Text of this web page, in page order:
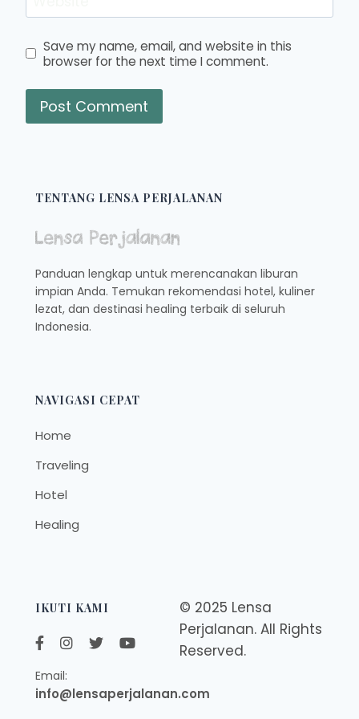
Save my name, email, and website in this
browser for the next time I comment.
TENTANG LENSA PERJALANAN
Panduan lengkap untuk merencanakan liburan
impian Anda. Temukan rekomendasi hotel, kuliner
lezat, dan destinasi healing terbaik di seluruh
Indonesia.
NAVIGASI CEPAT
Home
Traveling
Hotel
Healing
IKUTI KAMI
Email:
info@lensaperjalanan.com
© 2025 Lensa
Perjalanan. All Rights
Reserved.